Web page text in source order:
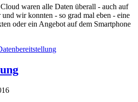
waren alle Daten überall - auch auf
wir konnten - so grad mal eben - eine
oder ein Angebot auf dem Smartphone